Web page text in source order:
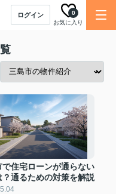
ログイン
お気に入り
0
で住宅ローンが通らない
？通るための対策を解説